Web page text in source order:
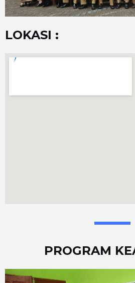
LOKASI :
PROGRAM